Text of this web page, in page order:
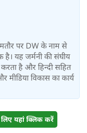
पर DW के नाम से
है। यह जर्मनी की संघीय
है और हिन्दी सहित
मीडिया विकास का कार्य
यहां क्लिक करें